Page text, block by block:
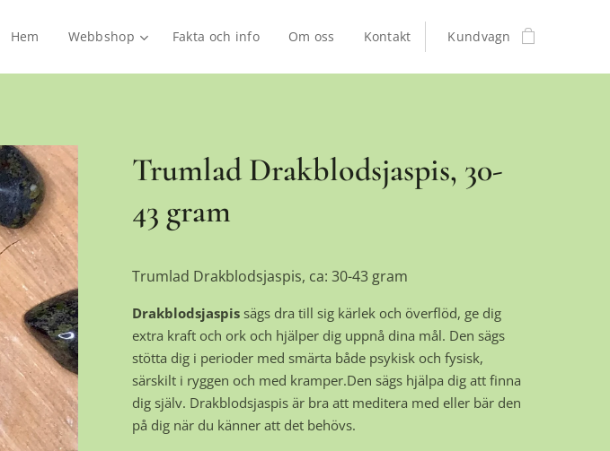
Hem Webbshop Fakta och info Om oss Kontakt Kundvagn
Trumlad Drakblodsjaspis, 30-
43 gram
Trumlad Drakblodsjaspis, ca: 30-43 gram
Drakblodsjaspis sägs dra till sig kärlek och överflöd, ge dig
extra kraft och ork och hjälper dig uppnå dina mål. Den sägs
stötta dig i perioder med smärta både psykisk och fysisk,
särskilt i ryggen och med kramper.Den sägs hjälpa dig att finna
dig själv. Drakblodsjaspis är bra att meditera med eller bär den
på dig när du känner att det behövs.